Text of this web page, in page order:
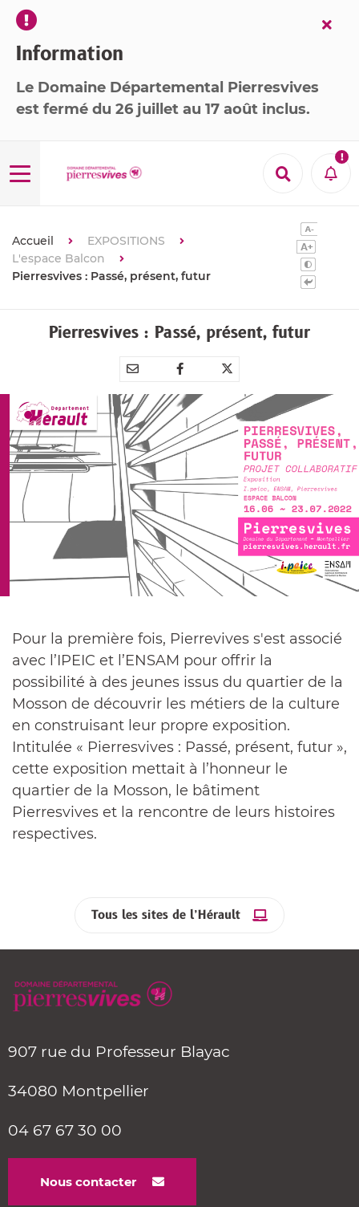
Information
Le Domaine Départemental Pierresvives
est fermé du 26 juillet au 17 août inclus.
Menu 
Accueil
EXPOSITIONS
L'espace Balcon
Pierresvives : Passé, présent, futur
Pierresvives : Passé, présent, futur
Partager
par
e-
mail
Partager
sur
Facebook
Partager
sur
Twitter
Pour la première fois, Pierrevives s'est associé
avec l’IPEIC et l’ENSAM pour offrir la
possibilité à des jeunes issus du quartier de la
Mosson de découvrir les métiers de la culture
en construisant leur propre exposition.
Intitulée « Pierresvives : Passé, présent, futur »,
cette exposition mettait à l’honneur le
quartier de la Mosson, le bâtiment
Pierresvives et la rencontre de leurs histoires
respectives.
Tous les sites de l’Hérault
907 rue du Professeur Blayac
34080 Montpellier
04 67 67 30 00
Nous contacter